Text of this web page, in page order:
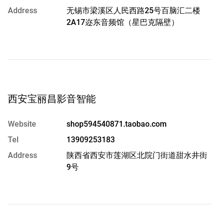
Address
无锡市梁溪区人民西路25号百脑汇二楼
2A17迩东音频馆（星巴克隔壁）
西安宝丽昌影音智能
Website
shop594540871.taobao.com
Tel
13909253183
Address
陕西省西安市莲湖区北院门街道甜水井街
9号